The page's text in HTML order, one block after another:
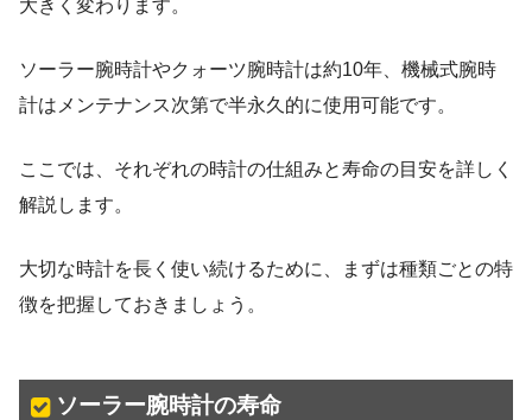
大きく変わります。
ソーラー腕時計やクォーツ腕時計は約10年、機械式腕時
計はメンテナンス次第で半永久的に使用可能です。
ここでは、それぞれの時計の仕組みと寿命の目安を詳しく
解説します。
大切な時計を長く使い続けるために、まずは種類ごとの特
徴を把握しておきましょう。
ソーラー腕時計の寿命